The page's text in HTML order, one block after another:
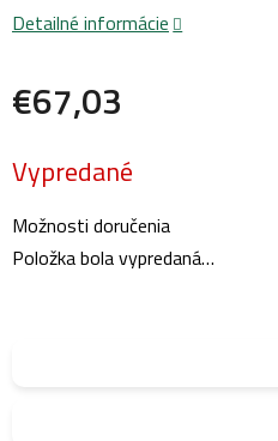
€67,03
cena:
Vypredané
Možnosti doručenia
Položka bola vypredaná…
Detailné informácie